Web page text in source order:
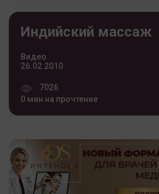
Индийский массаж
Видео
26.02.2010
7026
0 мин на прочтение